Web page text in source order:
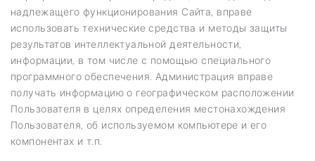
надлежащего функционирования Сайта, вправе
использовать технические средства и методы защиты
результатов интеллектуальной деятельности,
информации, в том числе с помощью специального
программного обеспечения. Администрация вправе
получать информацию о географическом расположении
Пользователя в целях определения местонахождения
Пользователя, об используемом компьютере и его
компонентах и т.п.